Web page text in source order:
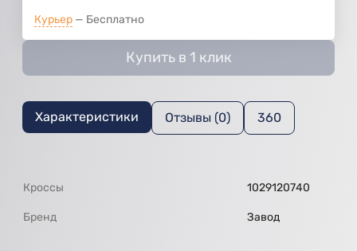
Курьер Бесплатно
Купить в 1 клик
Характеристики Отзывы (0) 360
Кроссы 1029120740
Бренд Завод